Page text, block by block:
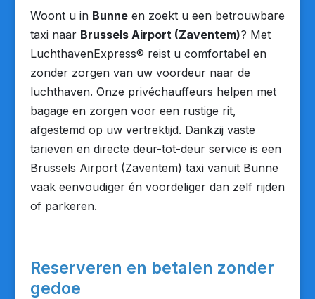
Woont u in Bunneen zoekt u een betrouwbare
taxi naar Brussels Airport (Zaventem)? Met
LuchthavenExpress® reist u comfortabel en
zonder zorgen van uw voordeur naar de
luchthaven. Onze privéchauffeurs helpen met
bagage en zorgen voor een rustige rit,
afgestemd op uw vertrektijd. Dankzij vaste
tarieven en directe deur-tot-deur service is een
Brussels Airport (Zaventem) taxi vanuit Bunne
vaak eenvoudiger én voordeliger dan zelf rijden
of parkeren.
Reserveren en betalen zonder
gedoe